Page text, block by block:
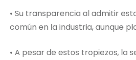
• Su transparencia al admitir
común en la industria, aunque
• A pesar de estos tropiezos,